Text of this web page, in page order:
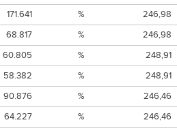
171.641 %
246,98
68.817 %
246,98
60.805 %
248,91
58.382 %
248,91
90.876 %
246,46
64.227 %
246,46